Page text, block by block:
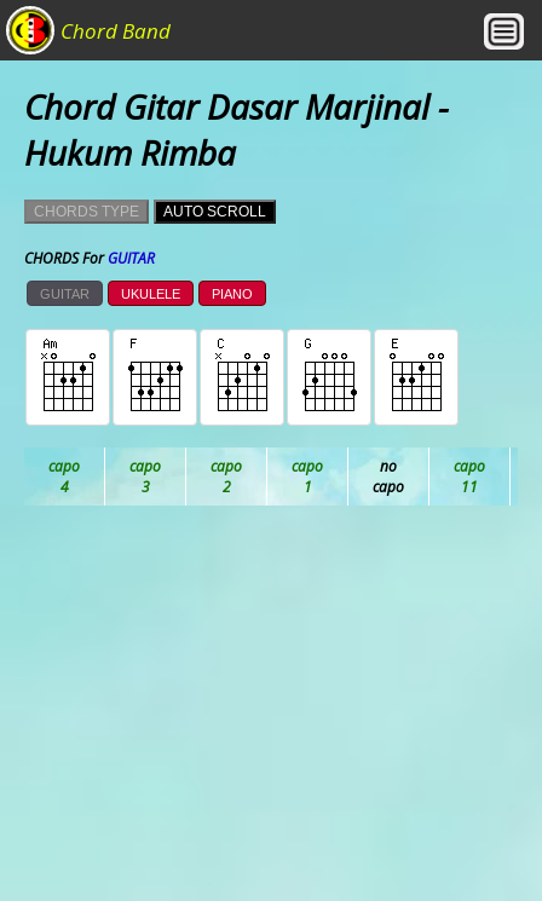
Chord Band
Chord Gitar Dasar Marjinal -
Hukum Rimba
CHORDS TYPE AUTO SCROLL
CHORDS ForGUITAR
GUITAR UKULELE PIANO